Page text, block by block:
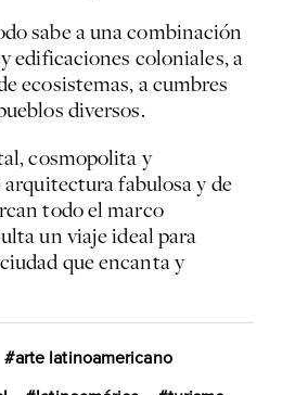
sabe a una combinación
edificaciones coloniales, a
ecosistemas, a cumbres
diversos.
cosmopolita y
fabulosa y de
todo el marco
un viaje ideal para
que encanta y
arte latinoamericano